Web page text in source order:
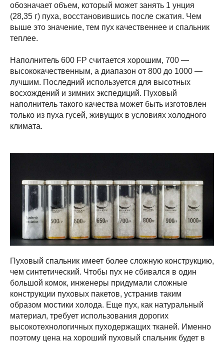
обозначает объем, который может занять 1 унция
(28,35 г) пуха, восстановившись после сжатия. Чем
выше это значение, тем пух качественнее и спальник
теплее.
Наполнитель 600 FP считается хорошим, 700 —
высококачественным, а диапазон от 800 до 1000 —
лучшим. Последний используется для высотных
восхождений и зимних экспедиций. Пуховый
наполнитель такого качества может быть изготовлен
только из пуха гусей, живущих в условиях холодного
климата.
Пуховый спальник имеет более сложную конструкцию,
чем синтетический. Чтобы пух не сбивался в один
большой комок, инженеры придумали сложные
конструкции пуховых пакетов, устранив таким
образом мостики холода. Еще пух, как натуральный
материал, требует использования дорогих
высокотехнологичных пуходержащих тканей. Именно
поэтому цена на хороший пуховый спальник будет в